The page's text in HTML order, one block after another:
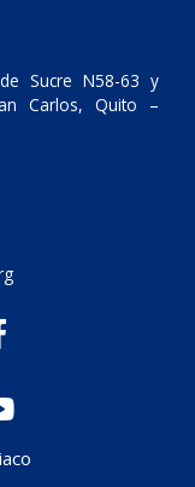
Sucre N58-63 y
Carlos, Quito –